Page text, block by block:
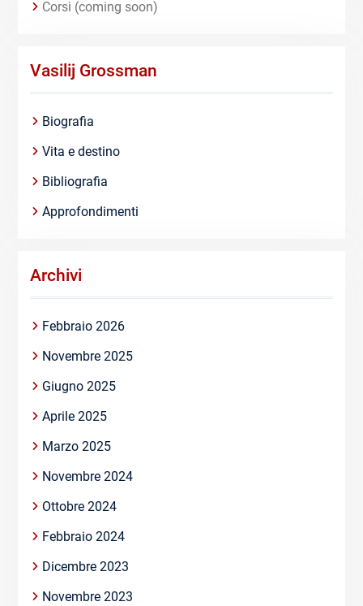
Corsi (coming soon)
Vasilij Grossman
Biografia
Vita e destino
Bibliografia
Approfondimenti
Archivi
Febbraio 2026
Novembre 2025
Giugno 2025
Aprile 2025
Marzo 2025
Novembre 2024
Ottobre 2024
Febbraio 2024
Dicembre 2023
Novembre 2023